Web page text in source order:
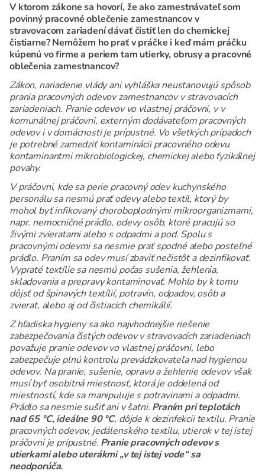
V ktorom zákone sa hovorí, že ako zamestnávateľ som
povinný pracovné oblečenie zamestnancov v
stravovacom zariadení dávať čistiť len do chemickej
čistiarne? Nemôžem ho prať v práčke i keď mám práčku
kúpenú vo firme a periem tam utierky, obrusy a pracovné
oblečenia zamestnancov?
Zákon, nariadenie vlády ani vyhláška neustanovujú spôsob
prania pracovných odevov zamestnancov v stravovacích
zariadeniach. Pranie odevov vo vlastnej práčovni, v v
komunálnej práčovni, externým dodávateľom pracovných
odevov i v domácnosti je prípustné. Vo všetkých prípadoch
je potrebné zamedziť kontaminácii pracovného odevu
kontaminantmi mikrobiologickej, chemickej alebo fyzikálnej
povahy.
V práčovni, kde sa perie pracovný odev kuchynského
personálu sa nesmú prať odevy alebo textil, ktorý by
mohol byť infikovaný choroboplodnými mikroorganizmami,
napr. nemocničné prádlo, odevy osôb, ktoré pracujú so
živými zvieratami alebo s odpadmi a pod. Spolu s
pracovnými odevmi sa nesmie prať spodné alebo posteľné
prádlo. Praním sa odev musí zbaviť nečistôt a dezinfikovať.
Vypraté textílie sa nesmú počas sušenia, žehlenia,
skladovania a prepravy kontaminovať. Mohlo by k tomu
dôjsť od špinavých textílií, potravín, odpadov, osôb a
zvierat, alebo aj od čistiacich chemikálií.
Z hľadiska hygieny sa ako najvhodnejšie riešenie
zabezpečovania čistých odevov v stravovacích zariadeniach
považuje pranie odevov vo vlastnej práčovni, lebo
zabezpečuje plnú kontrolu prevádzkovateľa nad hygienou
odevov. Na pranie, sušenie, opravu a žehlenie odevov však
musí byť osobitná miestnosť, ktorá je oddelená od
miestností, kde sa manipuluje s potravinami a odpadmi.
Prádlo sa nesmie sušiť ani v šatni. Praním pri teplotách
nad 65 °C, ideálne 90 °C, dôjde k dezinfekcii textilu. Pranie
pracovných odevov, jedálenského textilu, utierok v tej istej
práčovni je prípustné. Pranie pracovných odevov s
utierkami alebo uterákmi „v tej istej vode“ sa
neodporúča.